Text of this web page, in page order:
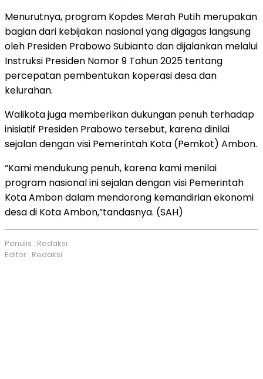
Menurutnya, program Kopdes Merah Putih merupakan
bagian dari kebijakan nasional yang digagas langsung
oleh Presiden Prabowo Subianto dan dijalankan melalui
Instruksi Presiden Nomor 9 Tahun 2025 tentang
percepatan pembentukan koperasi desa dan
kelurahan.
Walikota juga memberikan dukungan penuh terhadap
inisiatif Presiden Prabowo tersebut, karena dinilai
sejalan dengan visi Pemerintah Kota (Pemkot) Ambon.
“Kami mendukung penuh, karena kami menilai
program nasional ini sejalan dengan visi Pemerintah
Kota Ambon dalam mendorong kemandirian ekonomi
desa di Kota Ambon,”tandasnya. (SAH)
Penulis : Redaksi
Editor : Redaksi